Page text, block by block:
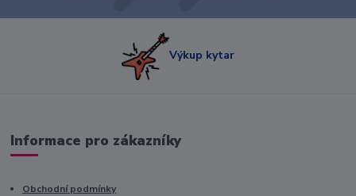
Výkup kytar
Informace pro zákazníky
Obchodní podmínky